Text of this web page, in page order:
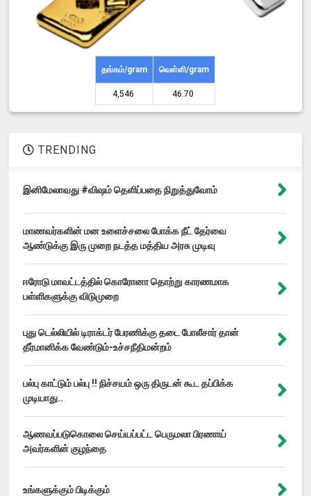
தங்கம்/gram வெள்ளி/gram
4,546 ₹ 46.70 ₹
TRENDING
இனிமேலாவது #விஷம் தெளிப்பதை நிறுத்துவோம்
மாணவர்களின் மன உளைச்சலை போக்க நீட் தேர்வை
ஆண்டுக்கு இரு முறை நடத்த மத்திய அரசு முடிவு
ஈரோடு மாவட்டத்தில் கொரோனா தொற்று காரணமாக
பள்ளிகளுக்கு விடுமுறை
புது டெல்லியில் டிராக்டர் பேரணிக்கு தடை போலீசார் தான்
தீர்மானிக்க வேண்டும்-உச்சநீதிமன்றம்
பல்பு காட்டும் பல்பு !! நிச்சயம் ஒரு திருடன் கூட தப்பிக்க
முடியாது..
ஆணவப்படுகொலை செய்யப்பட்ட பெருமலா பிரணாய்
அவர்களின் குழந்தை
உங்களுக்கும் பிடிக்கும்